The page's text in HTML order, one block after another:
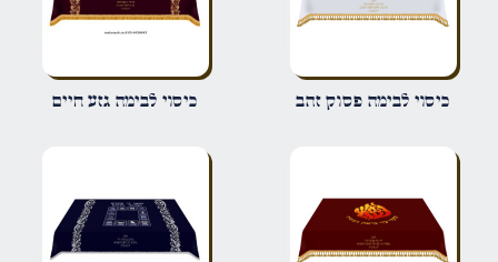
שם*
כיסוי לבימה פסוק זהב כיסוי לבימה גזע חיים